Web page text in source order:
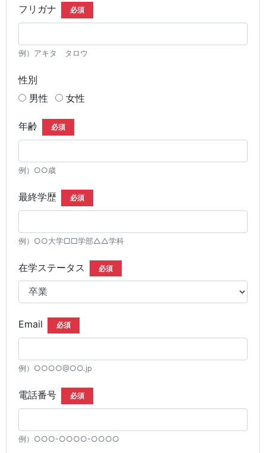
フリガナ 必須
例）アキタ タロウ
性別
男性
女性
年齢 必須
例）○○歳
最終学歴 必須
例）○○大学□□学部△△学科
在学ステータス 必須
Email 必須
例）○○○○@○○.jp
電話番号 必須
例）○○○-○○○○-○○○○